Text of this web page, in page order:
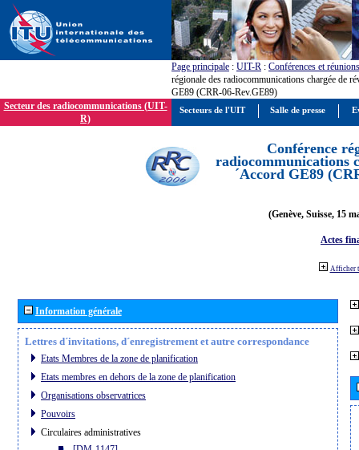
Page principale : UIT-R : Conférences et réunions
régionale des radiocommunications chargée de
GE89 (CRR-06-Rev.GE89)
Secteur des radiocommunications (UIT-
R)
Conférence
radiocommunications
´Accord GE89
(Genève, Suisse, 15
Actes
Afficher
Information générale
Lettres d´invitations, d´enregistrement et autre correspondance
Etats Membres de la zone de planification
Etats membres en dehors de la zone de planification
Organisations observatrices
Pouvoirs
Circulaires administratives
Secteurs de l'UIT Salle de presse